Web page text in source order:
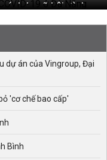
ly xã hội, tình
mới nhất mỗi
hôm nay
Việt Nam (kể từ ca
ở Đà Nẵng là bệnh
đạo Quốc gia
đã có thêm 9 ca
Nẵng, Hà Nội. Đến
dự án của Vingroup, Đại
'cơ chế bao cấp'
Bình